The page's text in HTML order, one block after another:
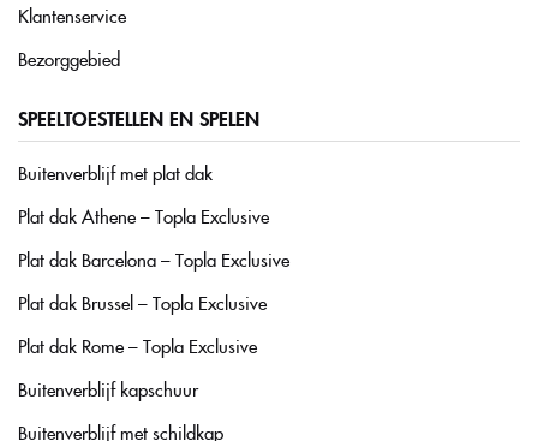
Klantenservice
Bezorggebied
SPEELTOESTELLEN EN SPELEN
Buitenverblijf met plat dak
Plat dak Athene – Topla Exclusive
Plat dak Barcelona – Topla Exclusive
Plat dak Brussel – Topla Exclusive
Plat dak Rome – Topla Exclusive
Buitenverblijf kapschuur
Buitenverblijf met schildkap